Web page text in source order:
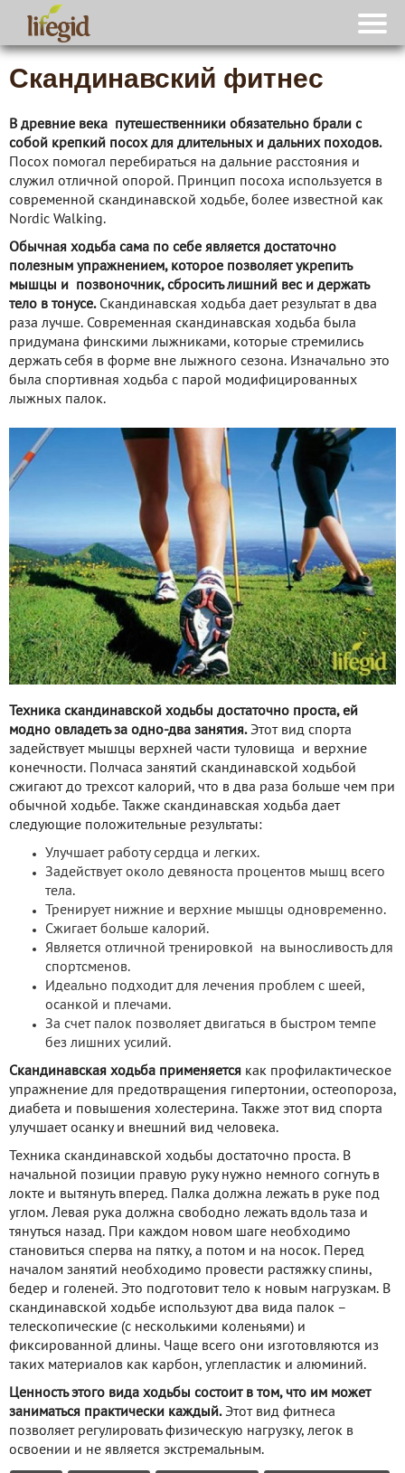
Скандинавский фитнес
В древние века путешественники обязательно брали с
собой крепкий посох для длительных и дальних походов.
Посох помогал перебираться на дальние расстояния и
служил отличной опорой. Принцип посоха используется в
современной скандинавской ходьбе, более известной как
Nordic Walking.
Обычная ходьба сама по себе является достаточно
полезным упражнением, которое позволяет укрепить
мышцы и позвоночник, сбросить лишний вес и держать
тело в тонусе. Скандинавская ходьба дает результат в два
раза лучше. Современная скандинавская ходьба была
придумана финскими лыжниками, которые стремились
держать себя в форме вне лыжного сезона. Изначально это
была спортивная ходьба с парой модифицированных
лыжных палок.
Техника скандинавской ходьбы достаточно проста, ей
модно овладеть за одно-два занятия. Этот вид спорта
задействует мышцы верхней части туловища и верхние
конечности. Полчаса занятий скандинавской ходьбой
сжигают до трехсот калорий, что в два раза больше чем при
обычной ходьбе. Также скандинавская ходьба дает
следующие положительные результаты:
Улучшает работу сердца и легких.
Задействует около девяноста процентов мышц всего
тела.
Тренирует нижние и верхние мышцы одновременно.
Сжигает больше калорий.
Является отличной тренировкой на выносливость для
спортсменов.
Идеально подходит для лечения проблем с шеей,
осанкой и плечами.
За счет палок позволяет двигаться в быстром темпе
без лишних усилий.
Скандинавская ходьба применяется как профилактическое
упражнение для предотвращения гипертонии, остеопороза,
диабета и повышения холестерина. Также этот вид спорта
улучшает осанку и внешний вид человека.
Техника скандинавской ходьбы достаточно проста. В
начальной позиции правую руку нужно немного согнуть в
локте и вытянуть вперед. Палка должна лежать в руке под
углом. Левая рука должна свободно лежать вдоль таза и
тянуться назад. При каждом новом шаге необходимо
становиться сперва на пятку, а потом и на носок. Перед
началом занятий необходимо провести растяжку спины,
бедер и голеней. Это подготовит тело к новым нагрузкам. В
скандинавской ходьбе используют два вида палок –
телескопические (с несколькими коленьями) и
фиксированной длины. Чаще всего они изготовляются из
таких материалов как карбон, углепластик и алюминий.
Ценность этого вида ходьбы состоит в том, что им может
заниматься практически каждый. Этот вид фитнеса
позволяет регулировать физическую нагрузку, легок в
освоении и не является экстремальным.